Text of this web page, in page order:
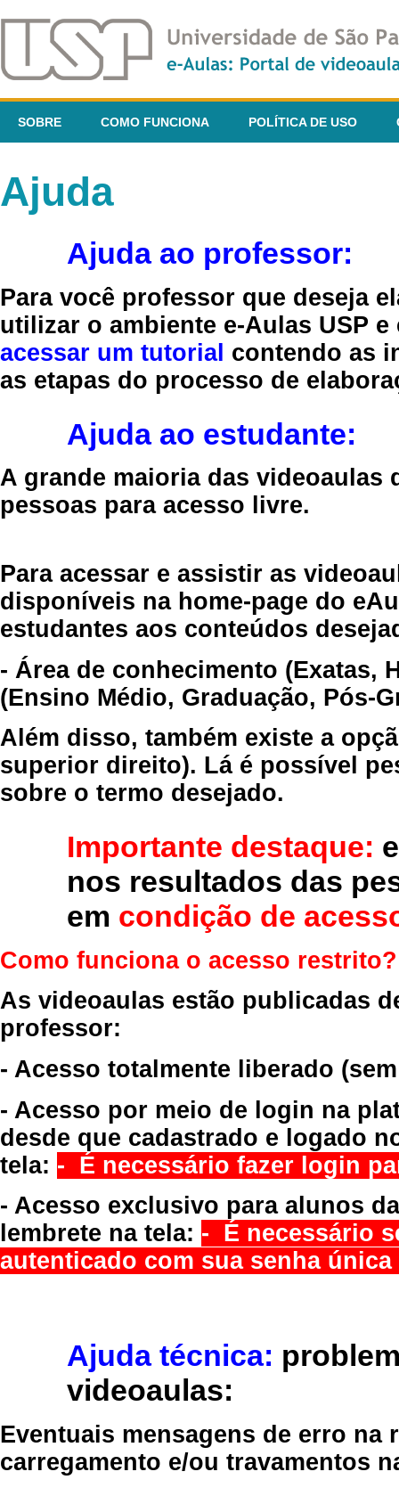
SOBRE COMO FUNCIONA POLÍTICA DE USO
Ajuda
Ajuda ao professor:
Para você professor que deseja
utilizar o ambiente e-Aulas USP
acessar um tutorial contendo as
as etapas do processo de
Ajuda ao estudante:
A grande maioria das videoaulas
pessoas para acesso livre.
Para acessar e assistir as
disponíveis na home-page do
estudantes aos conteúdos
- Área de conhecimento (Exatas,
(Ensino Médio, Graduação, Pós-
Além disso, também existe a
superior direito). Lá é possível
sobre o termo desejado.
Importante destaque:
nos resultados das
em condição de
Como funciona o acesso restrito?
As videoaulas estão publicadas
professor:
- Acesso totalmente liberado
- Acesso por meio de login na
desde que cadastrado e logado
tela: - É necessário fazer login
- Acesso exclusivo para alunos
lembrete na tela: - É necessário
autenticado com sua senha
Ajuda técnica:
videoaulas:
Eventuais mensagens de erro
carregamento e/ou travamentos